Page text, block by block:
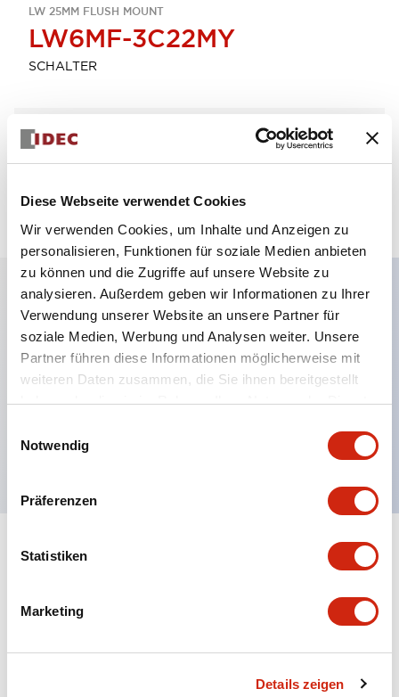
Diese Webseite verwendet Cookies
Wir verwenden Cookies, um Inhalte und Anzeigen zu
personalisieren, Funktionen für soziale Medien anbieten
zu können und die Zugriffe auf unsere Website zu
analysieren. Außerdem geben wir Informationen zu Ihrer
Verwendung unserer Website an unsere Partner für
soziale Medien, Werbung und Analysen weiter. Unsere
Partner führen diese Informationen möglicherweise mit
weiteren Daten zusammen, die Sie ihnen bereitgestellt
haben oder die sie im Rahmen Ihrer Nutzung der Dienste
Notwendig
Präferenzen
Statistiken
Marketing
Details zeigen
LW 25MM FLUSH MOUNT
LW6MF-3C22MY
SCHALTER
Menge auswählen
zum Zitat hinzufügen
Hauptmerkmale
Mehrfachbefestigung möglich
Schutzart IP65 (IEC60529)
Dokumente und Dateien
Genehmigungen & Standards